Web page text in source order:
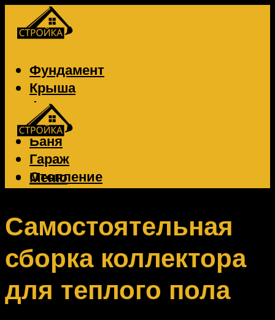
Фундамент
Крыша
Фасад
Забор
Баня
Гараж
Отопление
Вентиляция
Меню
Меню
Самостоятельная
сборка коллектора
для теплого пола